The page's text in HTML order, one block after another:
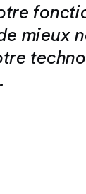
mieux